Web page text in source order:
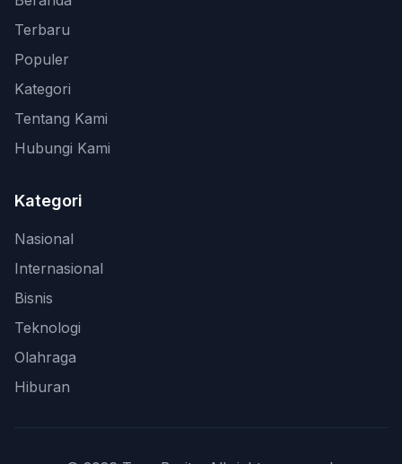
Terbaru
Populer
Kategori
Tentang Kami
Hubungi Kami
Kategori
Nasional
Internasional
Bisnis
Teknologi
Olahraga
Hiburan